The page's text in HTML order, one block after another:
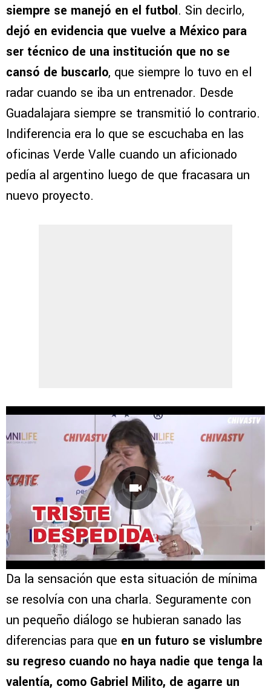
siempre se manejó en el futbol. Sin decirlo,
dejó en evidencia que vuelve a México para
ser técnico de una institución que no se
cansó de buscarlo, que siempre lo tuvo en el
radar cuando se iba un entrenador. Desde
Guadalajara siempre se transmitió lo contrario.
Indiferencia era lo que se escuchaba en las
oficinas Verde Valle cuando un aficionado
pedía al argentino luego de que fracasara un
nuevo proyecto.
Da la sensación que esta situación de mínima
se resolvía con una charla. Seguramente con
un pequeño diálogo se hubieran sanado las
diferencias para que en un futuro se vislumbre
su regreso cuando no haya nadie que tenga la
valentía, como Gabriel Milito, de agarre un